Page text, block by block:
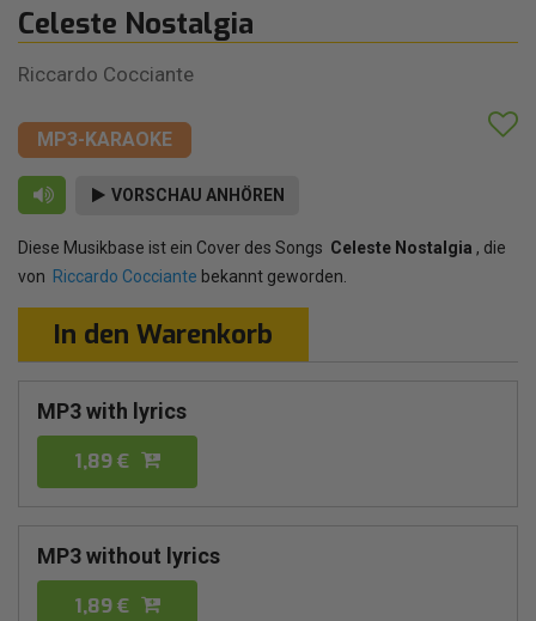
Celeste Nostalgia
Riccardo Cocciante
MP3-KARAOKE
VORSCHAU ANHÖREN
Diese Musikbase ist ein Cover des Songs Celeste Nostalgia , die
von Riccardo Cocciante bekannt geworden.
In den Warenkorb
MP3 with lyrics
1,89 €
MP3 without lyrics
1,89 €